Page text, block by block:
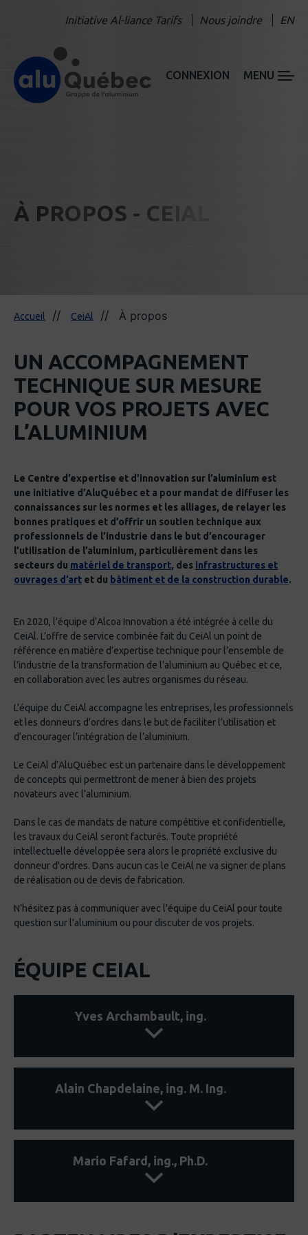
Initiative Al-liance Tarifs Nous joindre EN
CONNEXION MENU
À PROPOS - CEIAL
Accueil CeiAl À propos
UN ACCOMPAGNEMENT
TECHNIQUE SUR MESURE
POUR VOS PROJETS AVEC
L’ALUMINIUM
Le Centre d’expertise et d’innovation sur l’aluminium est
une initiative d’AluQuébec et a pour mandat de diffuser les
connaissances sur les normes et les alliages, de relayer les
bonnes pratiques et d’offrir un soutien technique aux
professionnels de l’industrie dans le but d’encourager
l’utilisation de l’aluminium, particulièrement dans les
secteurs du matériel de transport, des infrastructures et
ouvrages d’art et du bâtiment et de la construction durable.
En 2020, l’équipe d’Alcoa Innovation a été intégrée à celle du
CeiAl. L’offre de service combinée fait du CeiAl un point de
référence en matière d’expertise technique pour l’ensemble de
l’industrie de la transformation de l’aluminium au Québec et ce,
en collaboration avec les autres organismes du réseau.
L’équipe du CeiAl accompagne les entreprises, les professionnels
et les donneurs d’ordres dans le but de faciliter l’utilisation et
d’encourager l’intégration de l’aluminium.
Le CeiAl d’AluQuébec est un partenaire dans le développement
de concepts qui permettront de mener à bien des projets
novateurs avec l’aluminium.
Dans le cas de mandats de nature compétitive et confidentielle,
les travaux du CeiAl seront facturés. Toute propriété
intellectuelle développée sera alors le propriété exclusive du
donneur d'ordres. Dans aucun cas le CeiAl ne va signer de plans
de réalisation ou de devis de fabrication.
N’hésitez pas à communiquer avec l’équipe du CeiAl pour toute
question sur l’aluminium ou pour discuter de vos projets.
ÉQUIPE CEIAL
Yves Archambault, ing.
yves.archambault@aluquebec.com
Expertises
Gestion de projet (incluant R-D)
Alain Chapdelaine, ing. M. Ing.
alain.chapdelaine@aluquebec.com
Mario Fafard, ing., Ph.D.